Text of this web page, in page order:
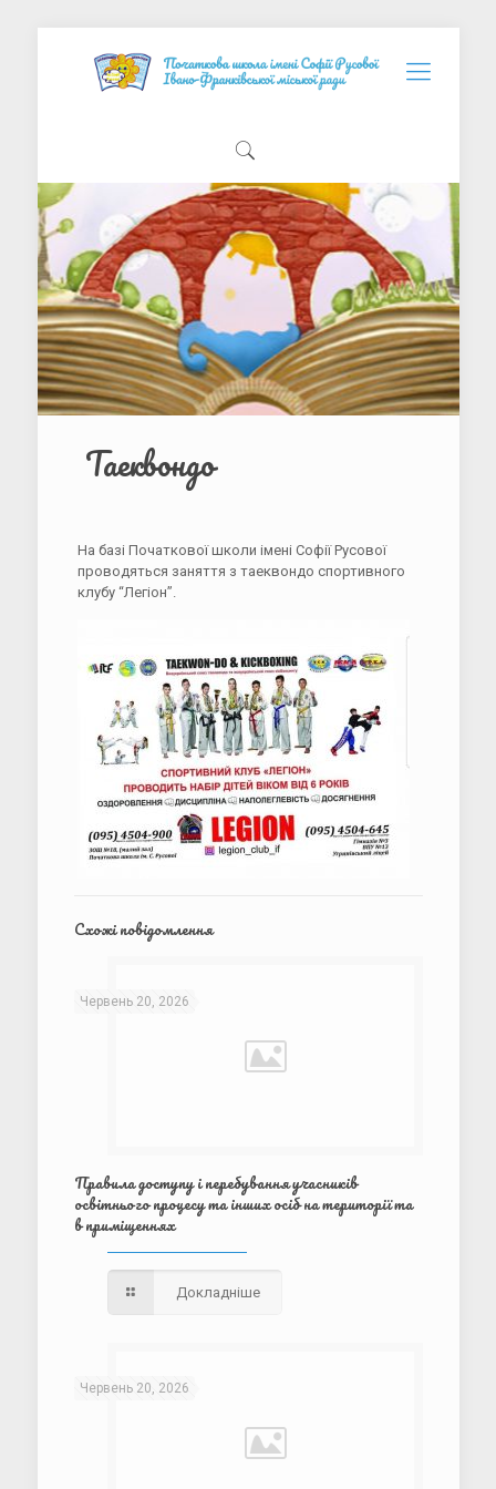
Таеквондо
На базі Початкової школи імені Софії Русової
проводяться заняття з таеквондо спортивного
клубу “Легіон”.
Схожі повідомлення
Червень 20, 2026
Правила доступу і перебування учасників
освітнього процесу та інших осіб на території та
в приміщеннях
Докладніше
Червень 20, 2026